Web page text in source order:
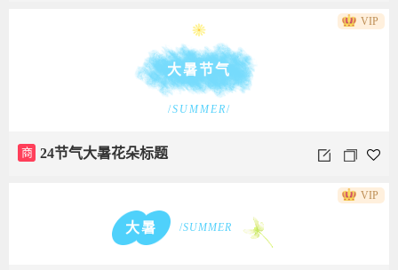
大暑节气
/SUMMER/
商 24节气大暑花朵标题
VIP
大暑 /SUMMER
VIP